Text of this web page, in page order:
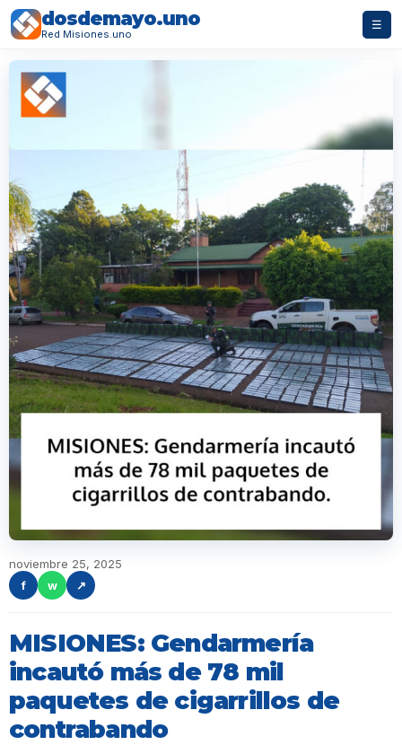
dosdemayo.uno
Red Misiones.uno
☰
noviembre 25, 2025
f
w ↗
MISIONES: Gendarmería
incautó más de 78 mil
paquetes de cigarrillos de
contrabando